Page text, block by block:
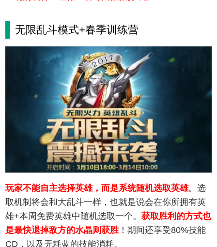
无限乱斗模式+春季训练营
玩家不能自主选择英雄，而是系统随机选取英雄。选
取机制将会和大乱斗一样，也就是说会在你所拥有英
雄+本周免费英雄中随机选取一个。获取胜利的方式也
是最快退掉敌方的水晶则获胜！期间还享受80%技能
CD，以及无耗蓝的技能消耗。